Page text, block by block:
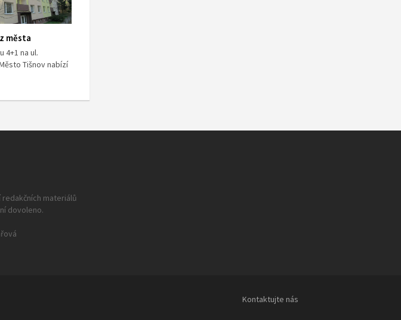
města
4+1 na ul.
Tišnov nabízí
materiálů
dovoleno.
Kontaktujte nás